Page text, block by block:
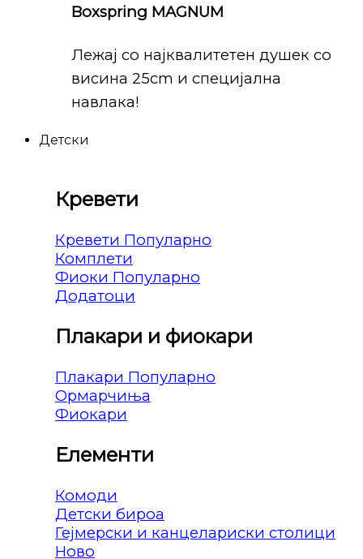
Boxspring MAGNUM
Лежај со најквалитетен душек со
висина 25cm и специјална
навлака!
Детски
Кревети
Кревети
Комплети
Фиоки
Додатоци
Плакари и фиокари
Плакари
Ормарчиња
Фиокари
Елементи
Комоди
Детски бироа
Гејмерски и канцелариски столици